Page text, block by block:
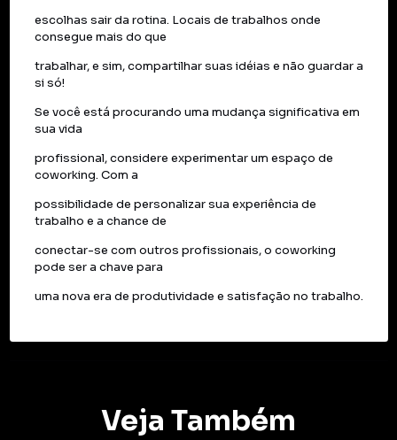
escolhas sair da rotina. Locais de trabalhos onde
consegue mais do que
trabalhar, e sim, compartilhar suas idéias e não guardar a
si só!
Se você está procurando uma mudança significativa em
sua vida
profissional, considere experimentar um espaço de
coworking. Com a
possibilidade de personalizar sua experiência de
trabalho e a chance de
conectar-se com outros profissionais, o coworking
pode ser a chave para
uma nova era de produtividade e satisfação no trabalho.
Veja Também